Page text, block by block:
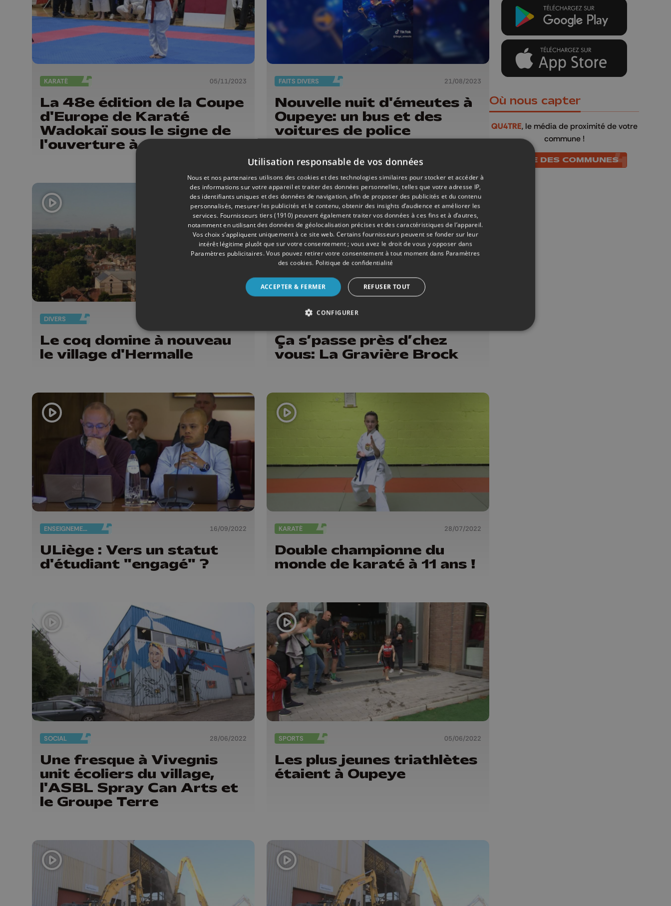
KARATÉ 05/11/2023
La 48e édition de la Coupe
d'Europe de Karaté
Wadokaï sous le signe de
l'ouverture à Oupeye
FAITS DIVERS 21/08/2023
Nouvelle nuit d'émeutes à
Oupeye: un bus et des
voitures de police
endommagés
DIVERS
Le coq domine à nouveau
le village d'Hermalle
ÉMISSIONS
Ça s’passe près d’chez
vous: La Gravière Brock
ENSEIGNEMENT 16/09/2022
ULiège : Vers un statut
d'étudiant "engagé" ?
KARATÉ 28/07/2022
Double championne du
monde de karaté à 11 ans !
SOCIAL 28/06/2022
Une fresque à Vivegnis
unit écoliers du village,
l'ASBL Spray Can Arts et
le Groupe Terre
SPORTS 05/06/2022
Les plus jeunes triathlètes
étaient à Oupeye
Où nous capter
QU4TRE, le média de proximité de votre
commune !
LISTE DES COMMUNES
Utilisation responsable de vos données
Nous et nos partenaires utilisons des cookies et des technologies similaires pour stocker et accéder à
des informations sur votre appareil et traiter des données personnelles, telles que votre adresse IP,
des identifiants uniques et des données de navigation, afin de proposer des publicités et du contenu
personnalisés, mesurer les publicités et le contenu, obtenir des insights d’audience et améliorer les
services. Fournisseurs tiers (1910) peuvent également traiter vos données à ces fins et à d’autres,
notamment en utilisant des données de géolocalisation précises et des caractéristiques de l’appareil.
Vos choix s’appliquent uniquement à ce site web. Certains fournisseurs peuvent se fonder sur leur
intérêt légitime plutôt que sur votre consentement ; vous avez le droit de vous y opposer dans
Paramètres publicitaires. Vous pouvez retirer votre consentement à tout moment dans Paramètres
des cookies. Politique de confidentialité
ACCEPTER & FERMER REFUSER TOUT
CONFIGURER